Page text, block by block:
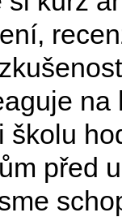
na
školu
před